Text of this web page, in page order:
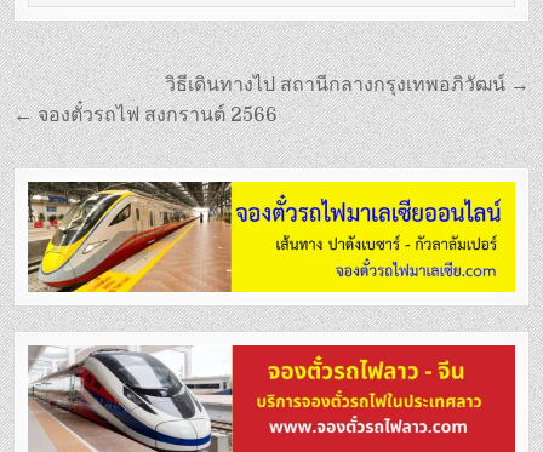
แนะแนว
เรื่อง
วิธีเดินทางไป สถานีกลางกรุงเทพอภิวัฒน์ →
← จองตั๋วรถไฟ สงกรานต์ 2566